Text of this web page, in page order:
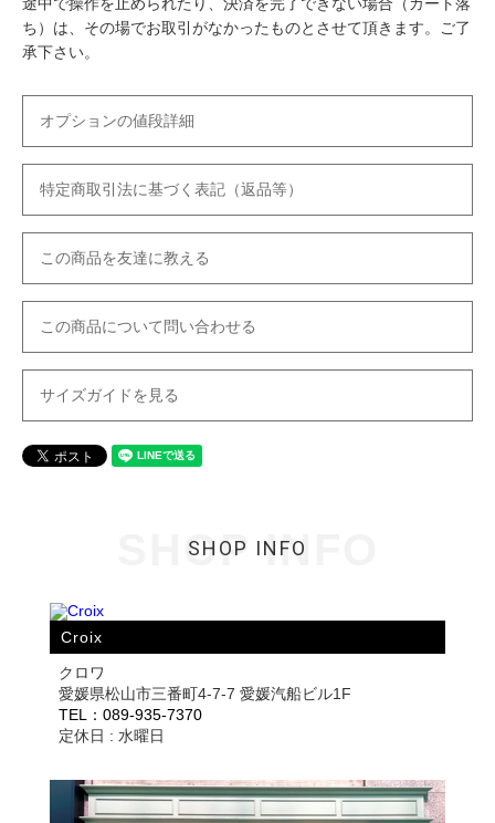
ち）は、その場でお取引がなかったものとさせて頂きます。ご了
承下さい。
オプションの値段詳細
特定商取引法に基づく表記（返品等）
この商品を友達に教える
この商品について問い合わせる
サイズガイドを見る
SHOP INFO
SHOP INFO
Croix
クロワ
愛媛県松山市三番町4-7-7 愛媛汽船ビル1F
TEL：089-935-7370
定休日 : 水曜日